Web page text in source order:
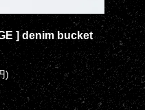
] denim bucket
)